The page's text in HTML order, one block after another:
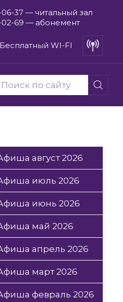
06-37 — читальный зал
02-69 — абонемент
Бесплатный WI-FI
август 2026
июль 2026
июнь 2026
май 2026
апрель 2026
март 2026
февраль 2026